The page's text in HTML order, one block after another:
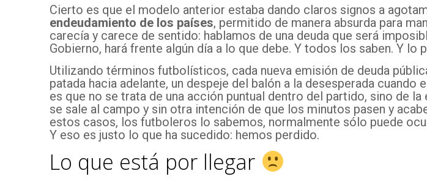
Cierto es que el modelo anterior estaba dando claros signos a
endeudamiento de los países, permitido de manera absurda para
carecía y carece de sentido: hablamos de una deuda que será
Gobierno, hará frente algún día a lo que debe. Y todos los saben. Y lo
Utilizando términos futbolísticos, cada nueva emisión de deuda
patada hacia adelante, un despeje del balón a la desesperada cuando
es que no se trata de una acción puntual dentro del partido, sino de
se sale al campo y sin otra intención de que los minutos pasen y
estos casos, los futboleros lo sabemos, normalmente sólo puede
Y eso es justo lo que ha sucedido: hemos perdido.
Lo que está por llegar